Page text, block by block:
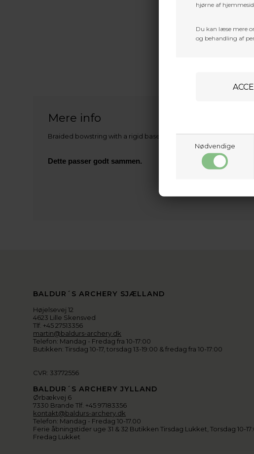
hjørne af
Du kan læse mere
og behandling af
Nødvendige
Mere info
Braided bowstring with a rigid base and 2 convenient metal
Dette passer godt sammen.
BALDUR´S ARCHERY SJÆLLAND
Højelsevej 12
4623 Lille Skensved
Tlf. +45 27513356
martin@baldurs-archery.dk
Telefon: Mandag - Fredag fra 10-17:00
Butikken: Tirsdag 10-17, torsdag 13-19:00 & fredag fra 10-17:00
CVR: 33772556
BALDUR´S ARCHERY JYLLAND
Ørbækvej 6
7330 Brande Tlf. +45 97183356
kontakt@baldurs-archery.dk
Telefon: Mandag - Fredag 10-17.00
Ferie åbningstider uge 31 & 32 Butikken Tirsdag Lukket, Torsdag 10-
Fredag Lukket